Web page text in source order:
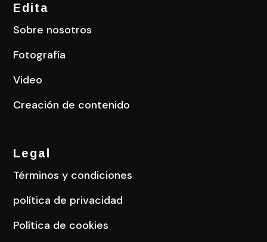
Edita
Sobre nosotros
Fotografía
Video
Creación de contenido
Legal
Términos y condiciones
política de privacidad
Política de cookies